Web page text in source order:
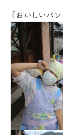
「おいしいパン